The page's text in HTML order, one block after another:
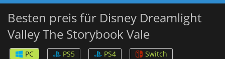
Besten preis für Disney Dreamlight
Valley The Storybook Vale
PC PS5 PS4
Switch